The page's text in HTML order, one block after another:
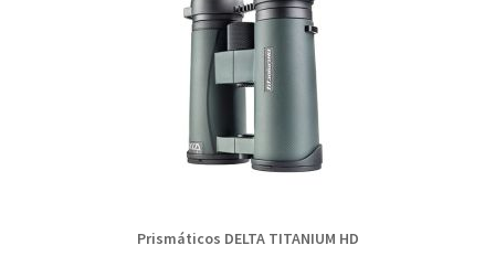
Prismáticos DELTA TITANIUM HD